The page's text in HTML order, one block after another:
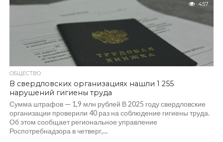
457
ОБЩЕСТВО
В свердловских организациях нашли 1 255
нарушений гигиены труда
Сумма штрафов — 1,9 млн рублей В 2025 году свердловские
организации проверили 40 раз на соблюдение гигиены труда.
Об этом сообщает региональное управление
Роспотребнадзора в четверг,...